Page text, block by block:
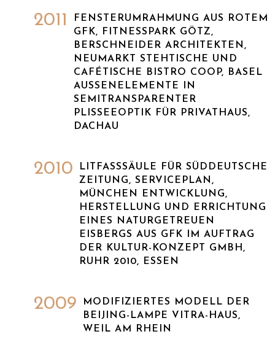
2011
FENSTERUMRAHMUNG AUS ROTEM
GFK, FITNESSPARK GÖTZ,
BERSCHNEIDER ARCHITEKTEN,
NEUMARKT STEHTISCHE UND
CAFÉTISCHE BISTRO COOP, BASEL
AUSSENELEMENTE IN S
EMITRANSPARENTER P
LISSEEOPTIK FÜR PRIVATHAUS, D
ACHAU
2010
LITFASSSÄULE FÜR SÜDDEUTSCHE Z
EITUNG, SERVICEPLAN, M
ÜNCHEN ENTWICKLUNG, H
ERSTELLUNG UND ERRICHTUNG E
INES NATURGETREUEN E
ISBERGS AUS GFK IM AUFTRAG D
ER KULTUR-KONZEPT GMBH, R
UHR 2010, ESSEN
2009
MODIFIZIERTES MODELL DER
BEIJING-LAMPE VITRA-HAUS,
WEIL AM RHEIN